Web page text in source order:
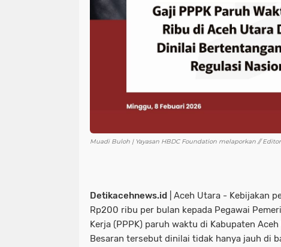
Muadi Buloh | Yayasan HBDC Foundation melaporkan //
Detikacehnews.id | Aceh Utara - Kebijakan
Rp200 ribu per bulan kepada Pegawai
Kerja (PPPK) paruh waktu di Kabupaten
Besaran tersebut dinilai tidak hanya jauh di